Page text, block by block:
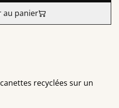
au panier
recyclées sur un